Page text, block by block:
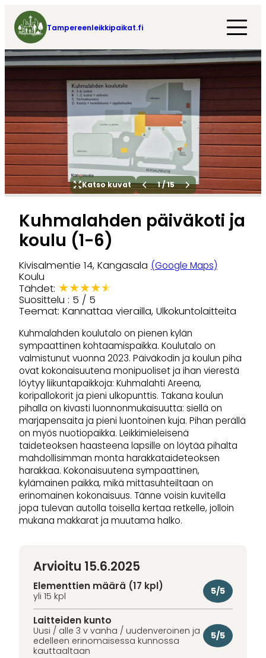
Tampereenleikkipaikat.fi
Katso kuvat 1/15
Kuhmalahden päiväkoti ja
koulu (1-6)
Kivisalmentie 14, Kangasala (Google Maps)
Koulu
Tähdet: ★★★★★
Suosittelu : 5 / 5
Teemat: Kannattaa vierailla, Ulkokuntolaitteita
Kuhmalahden koulutalo on pienen kylän
sympaattinen kohtaamispaikka. Koulutalo on
valmistunut vuonna 2023. Päiväkodin ja koulun piha
ovat kokonaisuutena monipuoliset ja ihan vierestä
löytyy liikuntapaikkoja: Kuhmalahti Areena,
koripallokorit ja pieni ulkopunttis. Takana koulun
pihalla on kivasti luonnonmukaisuutta: siellä on
marjapensaita ja pieni luontoinen kuja. Pihan perällä
on myös nuotiopaikka. Leikkimieleisenä
taideteoksen haasteena lapsille on löytää pihalta
mahdollisimman monta harakkataideteoksen
harakkaa. Kokonaisuutena sympaattinen,
kylämainen paikka, mikä mittasuhteiltaan on
erinomainen kokonaisuus. Tänne voisin kuvitella
jopa tulevan autolla toisella kertaa retkelle, jolloin
mukana makkarat ja muutama halko.
Arvioitu 15.6.2025
Elementtien määrä (17 kpl)
yli 15 kpl 5/5
Laitteiden kunto
Uusi / alle 3 v vanha / uudenveroinen ja
edelleen erinomaisessa kunnossa
kauttaaltaan
5/5